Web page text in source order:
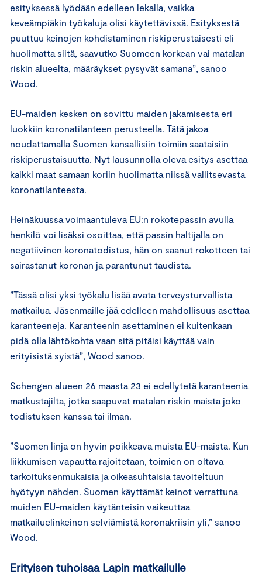
esityksessä lyödään edelleen lekalla, vaikka
keveämpiäkin työkaluja olisi käytettävissä. Esityksestä
puuttuu keinojen kohdistaminen riskiperustaisesti eli
huolimatta siitä, saavutko Suomeen korkean vai matalan
riskin alueelta, määräykset pysyvät samana”, sanoo
Wood.
EU-maiden kesken on sovittu maiden jakamisesta eri
luokkiin koronatilanteen perusteella. Tätä jakoa
noudattamalla Suomen kansallisiin toimiin saataisiin
riskiperustaisuutta. Nyt lausunnolla oleva esitys asettaa
kaikki maat samaan koriin huolimatta niissä vallitsevasta
koronatilanteesta.
Heinäkuussa voimaantuleva EU:n rokotepassin avulla
henkilö voi lisäksi osoittaa, että passin haltijalla on
negatiivinen koronatodistus, hän on saanut rokotteen tai
sairastanut koronan ja parantunut taudista.
”Tässä olisi yksi työkalu lisää avata terveysturvallista
matkailua. Jäsenmaille jää edelleen mahdollisuus asettaa
karanteeneja. Karanteenin asettaminen ei kuitenkaan
pidä olla lähtökohta vaan sitä pitäisi käyttää vain
erityisistä syistä”, Wood sanoo.
Schengen alueen 26 maasta 23 ei edellytetä karanteenia
matkustajilta, jotka saapuvat matalan riskin maista joko
todistuksen kanssa tai ilman.
”Suomen linja on hyvin poikkeava muista EU-maista. Kun
liikkumisen vapautta rajoitetaan, toimien on oltava
tarkoituksenmukaisia ja oikeasuhtaisia tavoiteltuun
hyötyyn nähden. Suomen käyttämät keinot verrattuna
muiden EU-maiden käytänteisin vaikeuttaa
matkailuelinkeinon selviämistä koronakriisin yli,” sanoo
Wood.
Erityisen tuhoisaa Lapin matkailulle